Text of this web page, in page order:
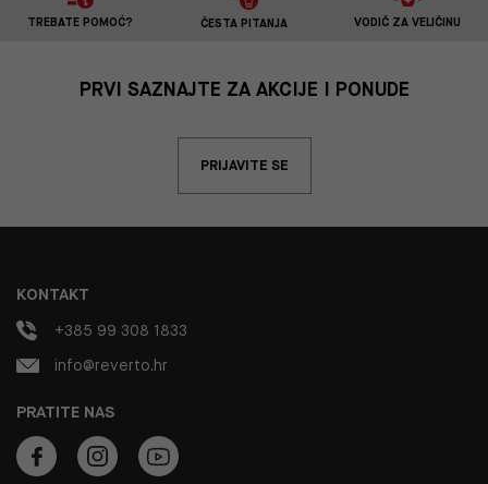
TREBATE POMOĆ? ČESTA PITANJA VODIČ ZA VELIČINU
PRVI SAZNAJTE ZA AKCIJE I PONUDE
PRIJAVITE SE
PRATITE NAS
KONTAKT
+385 99 308 1833
info@reverto.hr